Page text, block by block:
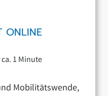
ONLINE
1 Minute
Mobilitätswende,